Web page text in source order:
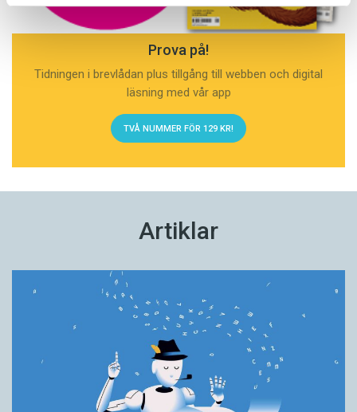
Prova på!
Tidningen i brevlådan plus tillgång till webben och digital
läsning med vår app
TVÅ NUMMER FÖR 129 KR!
Artiklar